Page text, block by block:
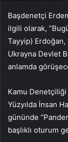
Başdenetçi
ilgili olarak,
Tayyip) Erdoğan,
Ukrayna Devlet
anlamda
Kamu Denetçiliği
Yüzyılda İnsan
gününde
başlıklı oturum